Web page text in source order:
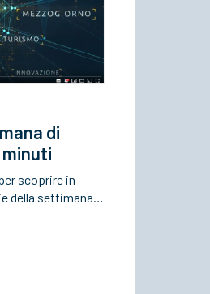
di
scoprire in
della settimana…